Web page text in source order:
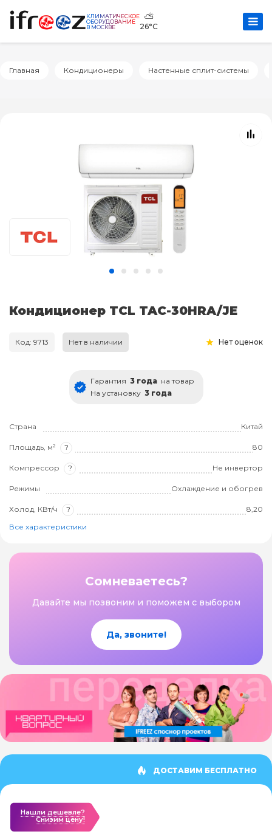
КЛИМАТИЧЕСКОЕ
ОБОРУДОВАНИЕ
В МОСКВЕ
⛅
26°C
Главная Кондиционеры Настенные сплит-системы
Кондиционер TCL TAC-30HRA/JE
Код: 9713 Нет в наличии Нет оценок
Гарантия 3 года на товар
На установку 3 года
Страна Китай
Площадь, м² ? 80
Компрессор ? Не инвертор
Режимы Охлаждение и обогрев
Холод, КВт/ч ?
8,20
Все характеристики
Сомневаетесь?
Давайте мы позвоним и поможем с выбором
Да, звоните!
ДОСТАВИМ БЕСПЛАТНО
Нашли дешевле?
Cнизим цену!